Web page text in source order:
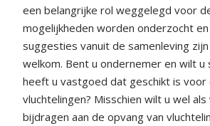
een belangrijke rol weggelegd voor
mogelijkheden worden onderzocht
suggesties vanuit de samenleving
welkom. Bent u ondernemer en wilt u
heeft u vastgoed dat geschikt is voor
vluchtelingen? Misschien wilt u wel
bijdragen aan de opvang van